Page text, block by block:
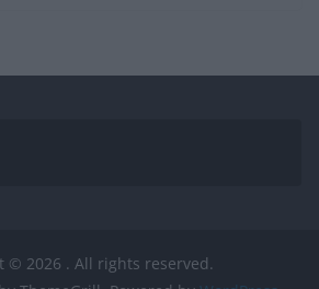
© 2026 . All rights reserved.